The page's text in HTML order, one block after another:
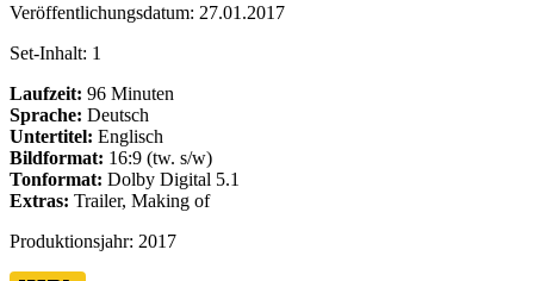
Veröffentlichungsdatum: 27.01.2017
Set-Inhalt: 1
Laufzeit: 96 Minuten
Sprache: Deutsch
Untertitel: Englisch
Bildformat: 16:9 (tw. s/w)
Tonformat: Dolby Digital 5.1
Extras: Trailer, Making of
Produktionsjahr: 2017